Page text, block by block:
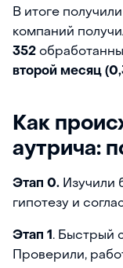
В итоге
компаний
352
второй месяц
Как
аутрича:
Этап 0. Изучили
гипотезу и
Этап 1 . Быстрый
Проверили,